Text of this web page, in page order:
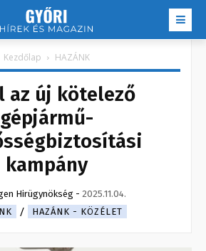
Kezdőlap HAZÁNK
az új kötelező
gépjármű-
kampány
Hirügynökség - 2025.11.04.
HAZÁNK - KÖZÉLET